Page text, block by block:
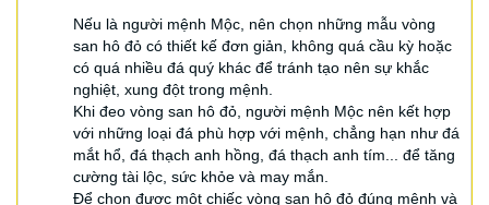
Nếu là người mệnh Mộc, nên chọn những mẫu vòng
san hô đỏ có thiết kế đơn giản, không quá cầu kỳ hoặc
có quá nhiều đá quý khác để tránh tạo nên sự khắc
nghiệt, xung đột trong mệnh.
Khi đeo vòng san hô đỏ, người mệnh Mộc nên kết hợp
với những loại đá phù hợp với mệnh, chẳng hạn như đá
mắt hổ, đá thạch anh hồng, đá thạch anh tím... để tăng
cường tài lộc, sức khỏe và may mắn.
Để chọn được một chiếc vòng san hô đỏ đúng mệnh và